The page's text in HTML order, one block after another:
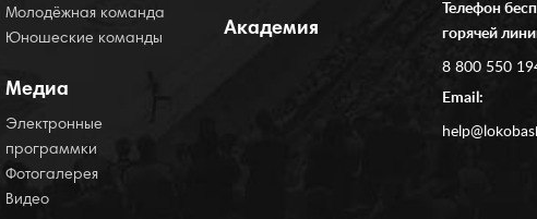
Молодёжная команда
Юношеские команды
Медиа
Электронные
программки
Фотогалерея
Видео
Академия
Телефон
горячей
8 800 550
Email: